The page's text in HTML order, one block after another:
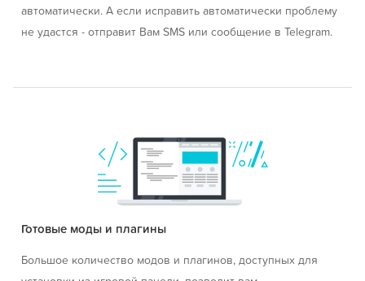
автоматически. А если исправить автоматически проблему
не удастся - отправит Вам SMS или сообщение в Telegram.
Готовые моды и плагины
Большое количество модов и плагинов, доступных для